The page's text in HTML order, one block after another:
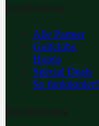
Alle Partner
Golfclubs
Hotels
Special Deals
So